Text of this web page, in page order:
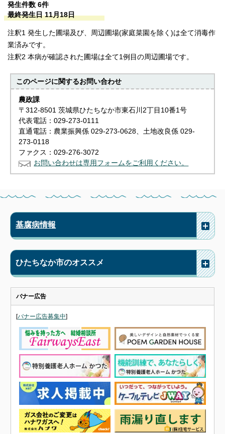
発生件数 6件
最終発生日 11月18日
注釈1 発生した圃場及び、周辺圃場(家庭菜園を除く)は全て消毒作
業済みです。
注釈2 本病が確認された圃場は全て1例目の周辺圃場です。
このページに関するお問い合わせ
農政課
〒312-8501 茨城県ひたちなか市東石川2丁目10番1号
代表電話：029-273-0111
直通電話：農業振興係 029-273-0628、土地改良係 029-
273-0118
ファクス：029-276-3072
お問い合わせは専用フォームをご利用ください。
基腐病情報
ひたちなか市のオススメ
バナー広告
[バナー広告募集中]